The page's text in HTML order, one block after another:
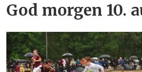
God morgen 10.